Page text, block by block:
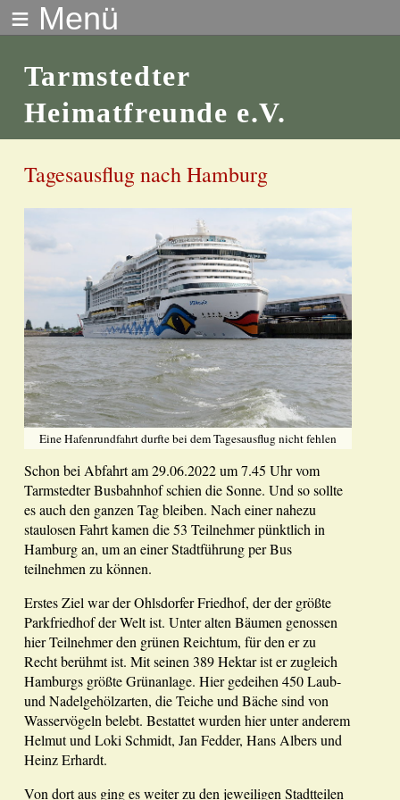
≡ Menü
Tarmstedter
Heimatfreunde e.V.
Tagesausflug nach Hamburg
Eine Hafenrundfahrt durfte bei dem Tagesausflug nicht fehlen
Schon bei Abfahrt am 29.06.2022 um 7.45 Uhr vom
Tarmstedter Busbahnhof schien die Sonne. Und so sollte
es auch den ganzen Tag bleiben. Nach einer nahezu
staulosen Fahrt kamen die 53 Teilnehmer pünktlich in
Hamburg an, um an einer Stadtführung per Bus
teilnehmen zu können.
Erstes Ziel war der Ohlsdorfer Friedhof, der der größte
Parkfriedhof der Welt ist. Unter alten Bäumen genossen
hier Teilnehmer den grünen Reichtum, für den er zu
Recht berühmt ist. Mit seinen 389 Hektar ist er zugleich
Hamburgs größte Grünanlage. Hier gedeihen 450 Laub-
und Nadelgehölzarten, die Teiche und Bäche sind von
Wasservögeln belebt. Bestattet wurden hier unter anderem
Helmut und Loki Schmidt, Jan Fedder, Hans Albers und
Heinz Erhardt.
Von dort aus ging es weiter zu den jeweiligen Stadtteilen